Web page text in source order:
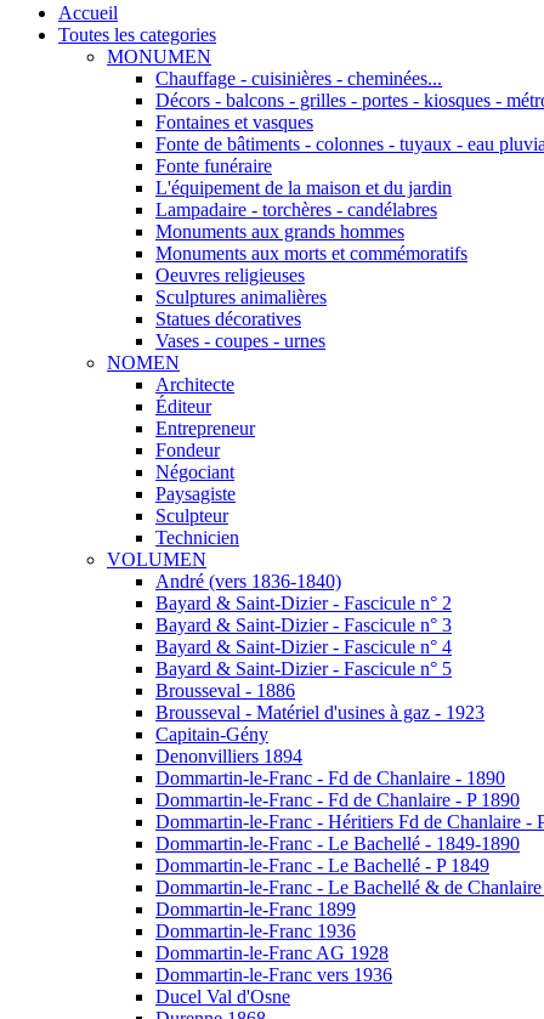
Accueil
Toutes les categories
MONUMEN
Chauffage - cuisinières - cheminées...
Décors - balcons - grilles - portes - kiosques -
Fontaines et vasques
Fonte de bâtiments - colonnes - tuyaux - eau
Fonte funéraire
L'équipement de la maison et du jardin
Lampadaire - torchères - candélabres
Monuments aux grands hommes
Monuments aux morts et commémoratifs
Oeuvres religieuses
Sculptures animalières
Statues décoratives
Vases - coupes - urnes
NOMEN
Architecte
Éditeur
Entrepreneur
Fondeur
Négociant
Paysagiste
Sculpteur
Technicien
VOLUMEN
André (vers 1836-1840)
Bayard & Saint-Dizier - Fascicule n° 2
Bayard & Saint-Dizier - Fascicule n° 3
Bayard & Saint-Dizier - Fascicule n° 4
Bayard & Saint-Dizier - Fascicule n° 5
Brousseval - 1886
Brousseval - Matériel d'usines à gaz - 1923
Capitain-Gény
Denonvilliers 1894
Dommartin-le-Franc - Fd de Chanlaire - 1890
Dommartin-le-Franc - Fd de Chanlaire - P 1890
Dommartin-le-Franc - Héritiers Fd de Chanlaire -
Dommartin-le-Franc - Le Bachellé - 1849-1890
Dommartin-le-Franc - Le Bachellé - P 1849
Dommartin-le-Franc - Le Bachellé & de
Dommartin-le-Franc 1899
Dommartin-le-Franc 1936
Dommartin-le-Franc AG 1928
Dommartin-le-Franc vers 1936
Ducel Val d'Osne